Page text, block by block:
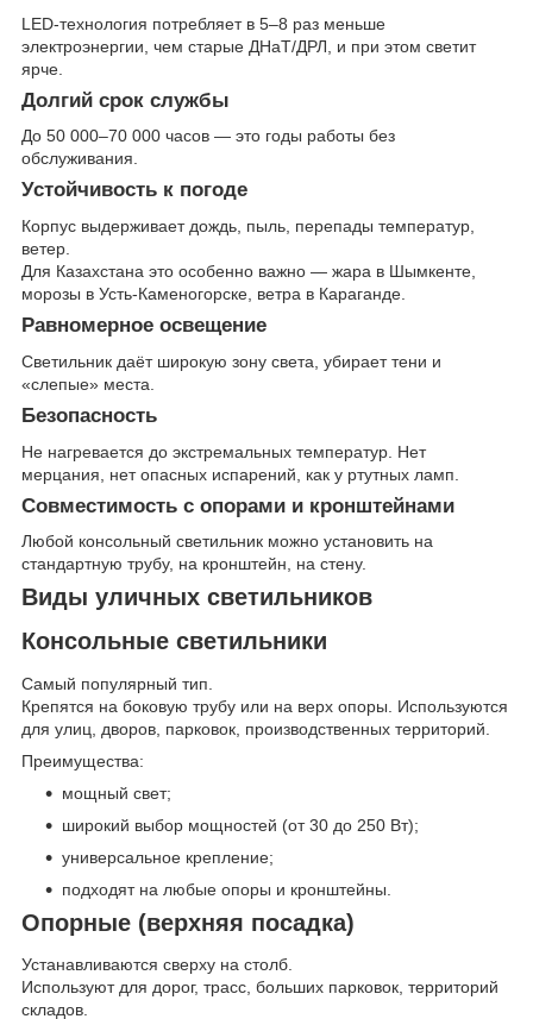
LED-технология потребляет в 5–8 раз меньше
электроэнергии, чем старые ДНаТ/ДРЛ, и при этом светит
ярче.
Долгий срок службы
До 50 000–70 000 часов — это годы работы без
обслуживания.
Устойчивость к погоде
Корпус выдерживает дождь, пыль, перепады температур,
ветер.
Для Казахстана это особенно важно — жара в Шымкенте,
морозы в Усть-Каменогорске, ветра в Караганде.
Равномерное освещение
Светильник даёт широкую зону света, убирает тени и
«слепые» места.
Безопасность
Не нагревается до экстремальных температур. Нет
мерцания, нет опасных испарений, как у ртутных ламп.
Совместимость с опорами и кронштейнами
Любой консольный светильник можно установить на
стандартную трубу, на кронштейн, на стену.
Виды уличных светильников
Консольные светильники
Самый популярный тип.
Крепятся на боковую трубу или на верх опоры. Используются
для улиц, дворов, парковок, производственных территорий.
Преимущества:
мощный свет;
широкий выбор мощностей (от 30 до 250 Вт);
универсальное крепление;
подходят на любые опоры и кронштейны.
Опорные (верхняя посадка)
Устанавливаются сверху на столб.
Используют для дорог, трасс, больших парковок, территорий
складов.